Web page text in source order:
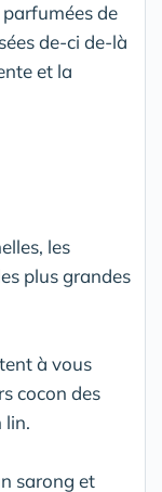
de
de-ci de-là
et la
les
plus grandes
à vous
cocon des
lin.
sarong et